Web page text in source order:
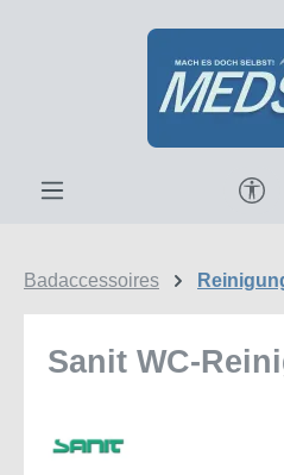
Zum Hauptinhalt springen
Badaccessoires
Sanit WC-